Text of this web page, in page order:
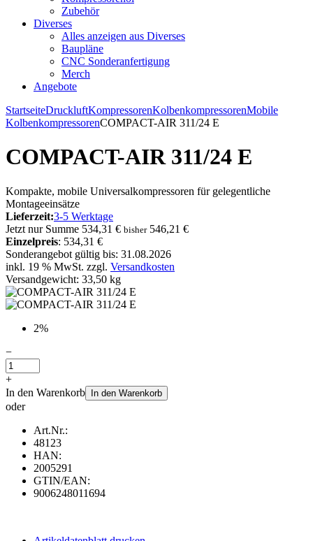
Zubehör
Diverses
Alles anzeigen aus Diverses
Baupläne
CNC Sonderanfertigung
Merch
Angebote
StartseiteDruckluftKompressorenKolbenkompressorenMobile
KolbenkompressorenCOMPACT-AIR 311/24 E
COMPACT-AIR 311/24 E
Kompakte, mobile Universalkompressoren für gelegentliche
Montageeinsätze
Lieferzeit:3-5 Werktage
Jetzt nur Summe 534,31 € bisher546,21 €
Einzelpreis: 534,31 €
Sonderangebot gültig bis: 31.08.2026
inkl. 19 % MwSt. zzgl. Versandkosten
Versandgewicht: 33,50 kg
2%
−
+
In den Warenkorb
In den Warenkorb
oder
Art.Nr.:
48123
HAN:
2005291
GTIN/EAN:
9006248011694